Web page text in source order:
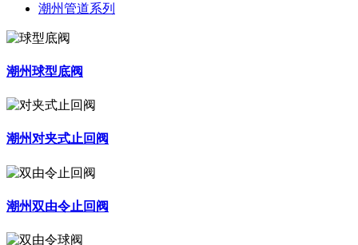
潮州管道系列
潮州球型底阀
潮州对夹式止回阀
潮州双由令止回阀